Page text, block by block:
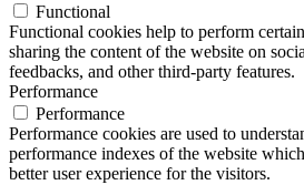
Functional
Functional cookies help to perform
sharing the content of the website on
feedbacks, and other third-party features.
Performance
Performance
Performance cookies are used to
performance indexes of the website
better user experience for the visitors.